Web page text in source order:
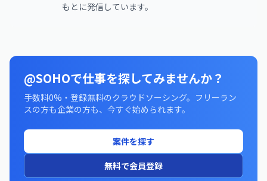
もとに発信しています。
@SOHOで仕事を探してみませんか？
手数料0%・登録無料のクラウドソーシング。フリーラン
スの方も企業の方も、今すぐ始められます。
案件を探す
無料で会員登録